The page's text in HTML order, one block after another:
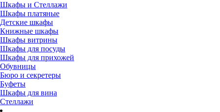
Шкафы и Стеллажи
Шкафы платяные
Детские шкафы
Книжные шкафы
Шкафы витрины
Шкафы для посуды
Шкафы для прихожей
Обувницы
Бюро и секретеры
Буфеты
Шкафы для вина
Стеллажи